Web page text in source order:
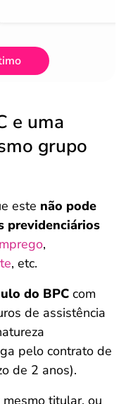
e uma
grupo
este não pode
previdenciários
,
, etc.
do BPC com
de assistência
pelo contrato de
de 2 anos).
titular, ou